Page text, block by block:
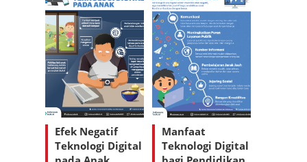
Efek Negatif
Teknologi Digital
Manfaat
Teknologi Digital